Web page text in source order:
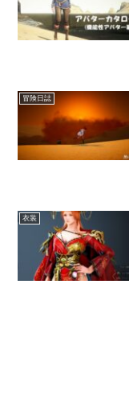
冒険日誌
衣装